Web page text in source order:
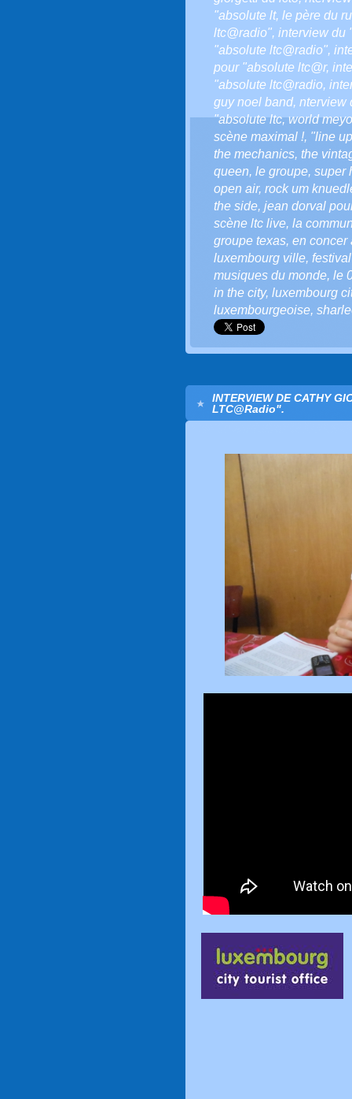
"absolute lt, le père du
ltc@radio", interview du
"absolute ltc@radio",
pour "absolute ltc@r,
"absolute ltc@radio,
guy noel band, nterview
"absolute ltc,world
scène maximal !, "line
the mechanics, the
queen, le groupe, super
open air, rock um
the side, jean dorval
scène ltc live, la
groupe texas, en concer
luxembourg ville,
musiques du monde, le
in the city, luxembourg
luxembourgeoise,
INTERVIEW DE CATHY
LTC@Radio".